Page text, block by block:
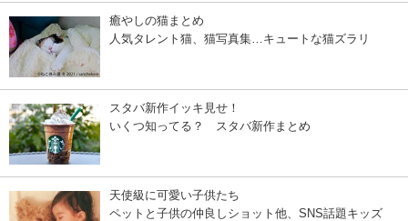
癒やしの猫まとめ
人気タレント猫、猫写真集…キュートな猫ズラリ
スタバ新作イッキ見せ！
いくつ知ってる？ スタバ新作まとめ
天使級に可愛い子供たち
ペットと子供の仲良しショット他、SNS話題キッズ